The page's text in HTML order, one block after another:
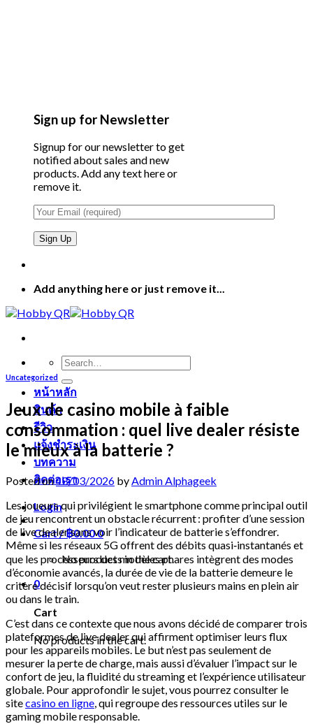
Sign up for Newsletter
Signup for our newsletter to get
notified about sales and new
products. Add any text here or
remove it.
Add anything here or just remove it...
Search
for:
หน้าหลัก
สินค้า
รีวิว
แจ้งชำระเงิน
บทความ
ติดต่อเรา
Login
Cart /฿0.000
No products in the cart.
0
Cart
No products in the cart.
Uncategorized
Jeux de casino mobile à faible
consommation : quel live dealer résiste
le mieux à la batterie ?
Posted on18/03/2026 byAdmin Alphageek
Les joueurs qui privilégient le smartphone comme principal outil
de jeu rencontrent un obstacle récurrent : profiter d’une session
de live dealer sans voir l’indicateur de batterie s’effondrer.
Même si les réseaux 5G offrent des débits quasi‑instantanés et
que les processeurs des modèles phares intègrent des modes
d’économie avancés, la durée de vie de la batterie demeure le
critère décisif lorsqu’on veut rester plusieurs mains en plein air
ou dans le train.
C’est dans ce contexte que nous avons décidé de comparer trois
plateformes de live dealer qui affirment optimiser leurs flux
pour les appareils mobiles. Le but n’est pas seulement de
mesurer la perte de charge, mais aussi d’évaluer l’impact sur le
confort de jeu, la fluidité du streaming et l’expérience utilisateur
globale. Pour approfondir le sujet, vous pourrez consulter le
sitecasino en ligne, qui regroupe des ressources utiles sur le
gaming mobile responsable.